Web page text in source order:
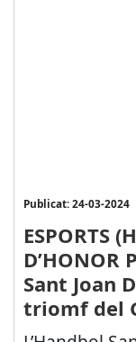
Publicat: 24-03-2024
ESPORTS
D’HONOR
Sant Joan
triomf del